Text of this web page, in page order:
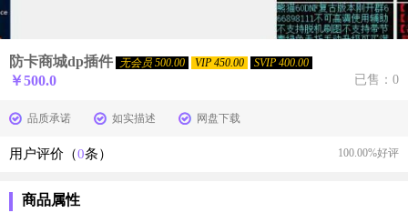
防卡商城dp插件 无会员 500.00 VIP 450.00 SVIP 400.00
￥500.0 已售：0
品质承诺 如实描述 网盘下载
用户评价（0条） 100.00%好评
商品属性